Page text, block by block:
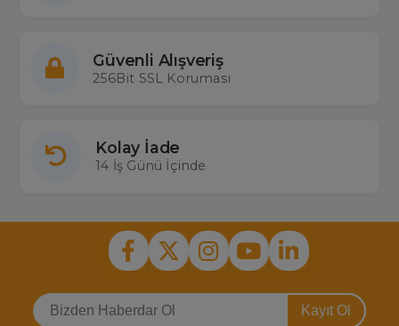
Güvenli Alışveriş
256Bit SSL Koruması
Kolay İade
14 İş Günü İçinde
Kayıt Ol